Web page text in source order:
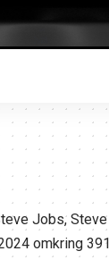
Jobs, Steve
omkring 391